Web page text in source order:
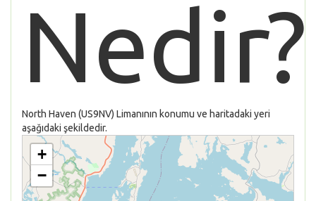
Nedir?
North Haven (US9NV) Limanının konumu ve haritadaki yeri
aşağıdaki şekildedir.
+
−